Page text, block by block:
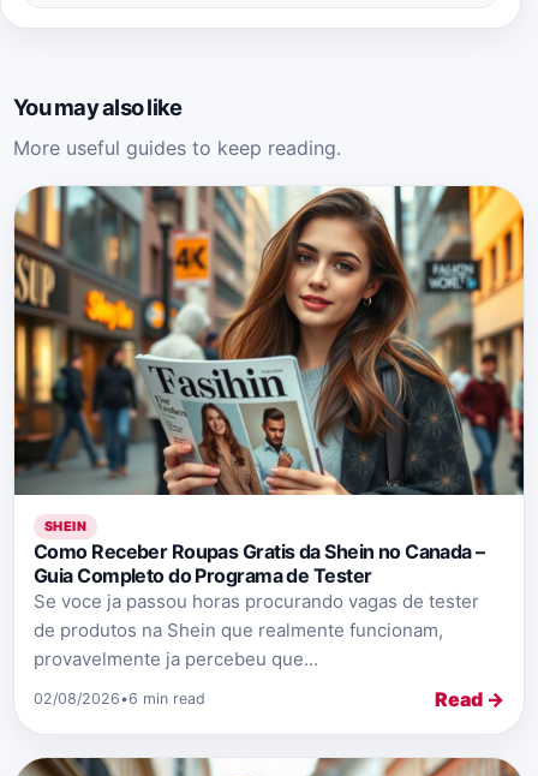
You may also like
More useful guides to keep reading.
SHEIN
Como Receber Roupas Gratis da Shein no Canada –
Guia Completo do Programa de Tester
Se voce ja passou horas procurando vagas de tester
de produtos na Shein que realmente funcionam,
provavelmente ja percebeu que...
02/08/2026•6 min read Read →